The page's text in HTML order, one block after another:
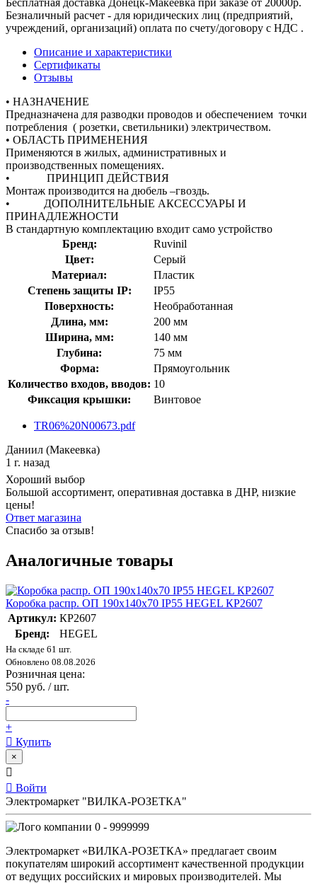
Безналичный расчет - для юридических лиц (предприятий,
учреждений, организаций) оплата по счету/договору с НДС .
Описание и характеристики
Сертификаты
Отзывы
• НАЗНАЧЕНИЕ
Предназначена для разводки проводов и обеспечением точки
потребления ( розетки, светильники) электричеством.
• ОБЛАСТЬ ПРИМЕНЕНИЯ
Применяются в жилых, административных и
производственных помещениях.
• ПРИНЦИП ДЕЙСТВИЯ
Монтаж производится на дюбель –гвоздь.
• ДОПОЛНИТЕЛЬНЫЕ АКСЕССУАРЫ И
ПРИНАДЛЕЖНОСТИ
В стандартную комплектацию входит само устройство
Бренд:
Ruvinil
Цвет:
Серый
Материал:
Пластик
Степень защиты IP:
IP55
Поверхность:
Необработанная
Длина, мм:
200 мм
Ширина, мм:
140 мм
Глубина:
75 мм
Форма:
Прямоугольник
Количество входов, вводов: 10
Фиксация крышки:
Винтовое
TR06%20N00673.pdf
Даниил (Макеевка)
1 г. назад
Хороший выбор
Большой ассортимент, оперативная доставка в ДНР, низкие
цены!
Ответ магазина
Спасибо за отзыв!
Аналогичные товары
Коробка распр. ОП 190х140х70 IP55 HEGEL КР2607
Артикул: КР2607
Бренд:
HEGEL
На складе 61 шт.
Обновлено 08.08.2026
Розничная цена:
550 руб. / шт.
-
+
Купить
×
Войти
Электромаркет "ВИЛКА-РОЗЕТКА"
0 - 9999999
Электромаркет «ВИЛКА-РОЗЕТКА» предлагает своим
покупателям широкий ассортимент качественной продукции
от ведущих российских и мировых производителей. Мы